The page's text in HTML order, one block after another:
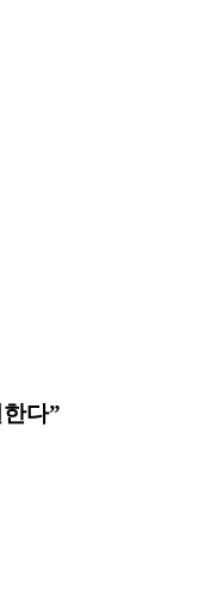
다”